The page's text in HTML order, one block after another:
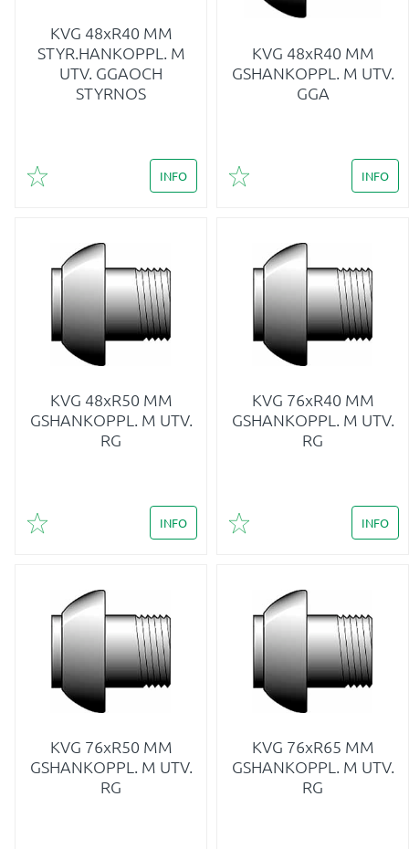
KVG 48xR40 MM
STYR.HANKOPPL. M
UTV. GGAOCH
STYRNOS
Lägg till i favoriter
INFO
KVG 48xR40 MM
GSHANKOPPL. M UTV.
GGA
Lägg till i favoriter
INFO
KVG 48xR50 MM
GSHANKOPPL. M UTV.
RG
Lägg till i favoriter
INFO
KVG 76xR40 MM
GSHANKOPPL. M UTV.
RG
Lägg till i favoriter
INFO
KVG 76xR50 MM
GSHANKOPPL. M UTV.
RG
KVG 76xR65 MM
GSHANKOPPL. M UTV.
RG